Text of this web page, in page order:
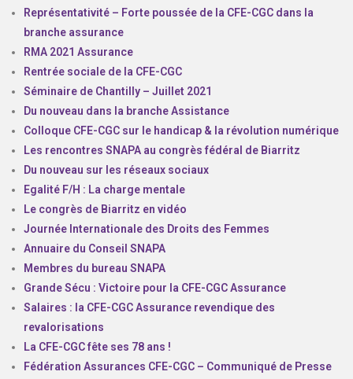
Représentativité – Forte poussée de la CFE-CGC dans la
branche assurance
RMA 2021 Assurance
Rentrée sociale de la CFE-CGC
Séminaire de Chantilly – Juillet 2021
Du nouveau dans la branche Assistance
Colloque CFE-CGC sur le handicap & la révolution numérique
Les rencontres SNAPA au congrès fédéral de Biarritz
Du nouveau sur les réseaux sociaux
Egalité F/H : La charge mentale
Le congrès de Biarritz en vidéo
Journée Internationale des Droits des Femmes
Annuaire du Conseil SNAPA
Membres du bureau SNAPA
Grande Sécu : Victoire pour la CFE-CGC Assurance
Salaires : la CFE-CGC Assurance revendique des
revalorisations
La CFE-CGC fête ses 78 ans !
Fédération Assurances CFE-CGC – Communiqué de Presse